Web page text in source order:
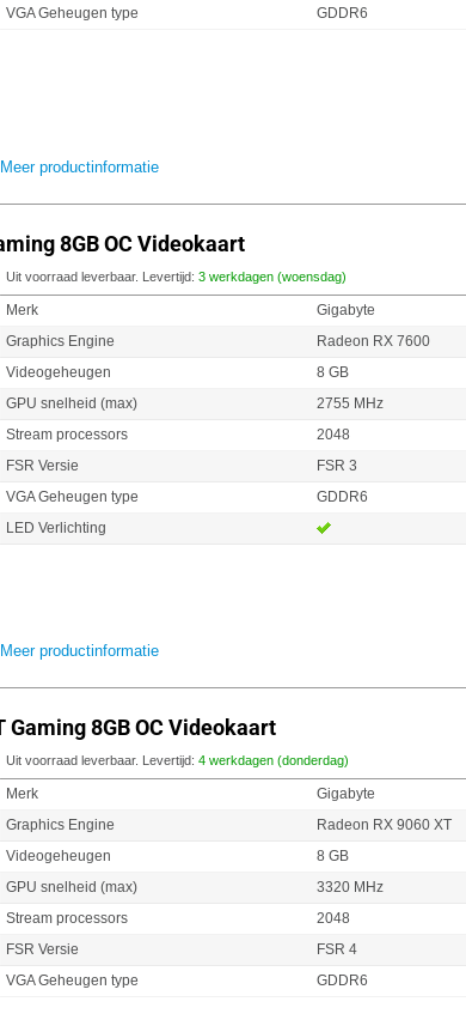
VGA Geheugen type
GDDR6
Meer productinformatie
8GB OC Videokaart
Uit voorraad leverbaar. Levertijd: 3 werkdagen (woensdag)
Merk
Gigabyte
Graphics Engine
Radeon RX 7600
Videogeheugen
8 GB
GPU snelheid (max)
2755 MHz
Stream processors
2048
FSR Versie
FSR 3
VGA Geheugen type
GDDR6
LED Verlichting
Meer productinformatie
Gaming 8GB OC Videokaart
Uit voorraad leverbaar. Levertijd: 4 werkdagen (donderdag)
Merk
Gigabyte
Graphics Engine
Radeon RX 9060 XT
Videogeheugen
8 GB
GPU snelheid (max)
3320 MHz
Stream processors
2048
FSR Versie
FSR 4
VGA Geheugen type
GDDR6